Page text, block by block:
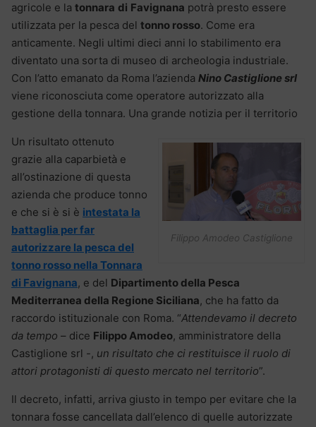
agricole e la tonnara di Favignana potrà presto essere
utilizzata per la pesca del tonno rosso. Come era
anticamente. Negli ultimi dieci anni lo stabilimento era
diventato una sorta di museo di archeologia industriale.
Con l’atto emanato da Roma l’azienda Nino Castiglione srl
viene riconosciuta come operatore autorizzato alla
gestione della tonnara. Una grande notizia per il territorio
Filippo Amodeo Castiglione
Un risultato ottenuto
grazie alla caparbietà e
all’ostinazione di questa
azienda che produce tonno
e che si è si è intestata la
battaglia per far
autorizzare la pesca del
tonno rosso nella Tonnara
di Favignana, e del Dipartimento della Pesca
Mediterranea della Regione Siciliana, che ha fatto da
raccordo istituzionale con Roma. “Attendevamo il decreto
da tempo – dice Filippo Amodeo, amministratore della
Castiglione srl -, un risultato che ci restituisce il ruolo di
attori protagonisti di questo mercato nel territorio”.
Il decreto, infatti, arriva giusto in tempo per evitare che la
tonnara fosse cancellata dall’elenco di quelle autorizzate